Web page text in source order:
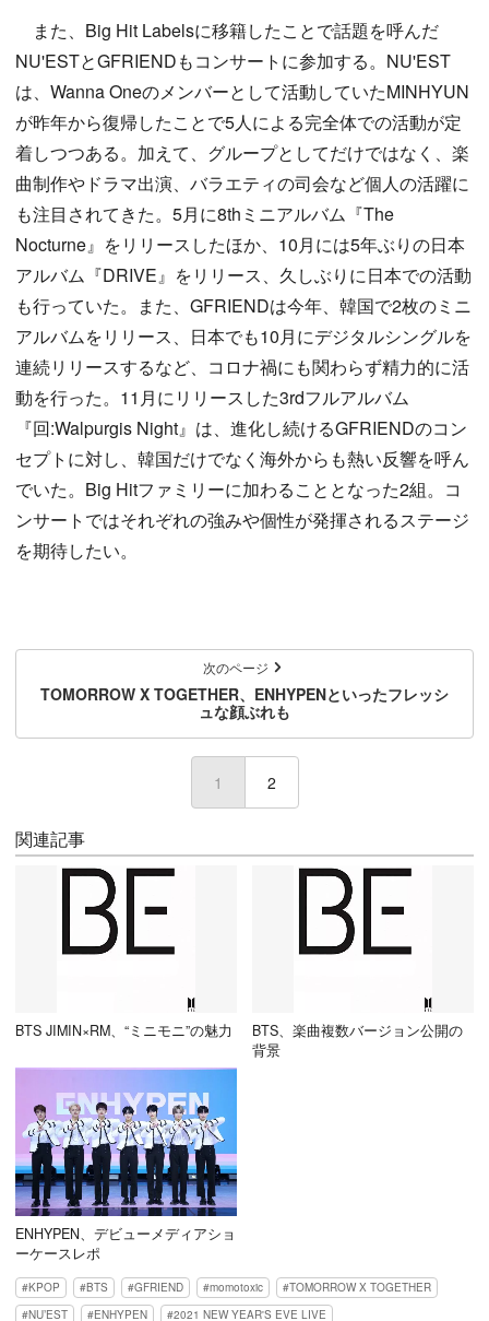
また、Big Hit Labelsに移籍したことで話題を呼んだ
NU'ESTとGFRIENDもコンサートに参加する。NU'EST
は、Wanna Oneのメンバーとして活動していたMINHYUN
が昨年から復帰したことで5人による完全体での活動が定
着しつつある。加えて、グループとしてだけではなく、楽
曲制作やドラマ出演、バラエティの司会など個人の活躍に
も注目されてきた。5月に8thミニアルバム『The
Nocturne』をリリースしたほか、10月には5年ぶりの日本
アルバム『DRIVE』をリリース、久しぶりに日本での活動
も行っていた。また、GFRIENDは今年、韓国で2枚のミニ
アルバムをリリース、日本でも10月にデジタルシングルを
連続リリースするなど、コロナ禍にも関わらず精力的に活
動を行った。11月にリリースした3rdフルアルバム
『回:Walpurgis Night』は、進化し続けるGFRIENDのコン
セプトに対し、韓国だけでなく海外からも熱い反響を呼ん
でいた。Big Hitファミリーに加わることとなった2組。コ
ンサートではそれぞれの強みや個性が発揮されるステージ
を期待したい。
次のページ
TOMORROW X TOGETHER、ENHYPENといったフレッシ
ュな顔ぶれも
1 (current)
2
関連記事
BTS JIMIN×RM、“ミニモニ”の魅力
BTS、楽曲複数バージョン公開の
背景
ENHYPEN、デビューメディアショ
ーケースレポ
KPOP BTS GFRIEND momotoxic
TOMORROW X TOGETHER
NU’EST
ENHYPEN 2021 NEW YEAR'S EVE LIVE